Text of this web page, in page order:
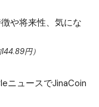
や将来性、気にな
円）
ニュースでJinaCoin